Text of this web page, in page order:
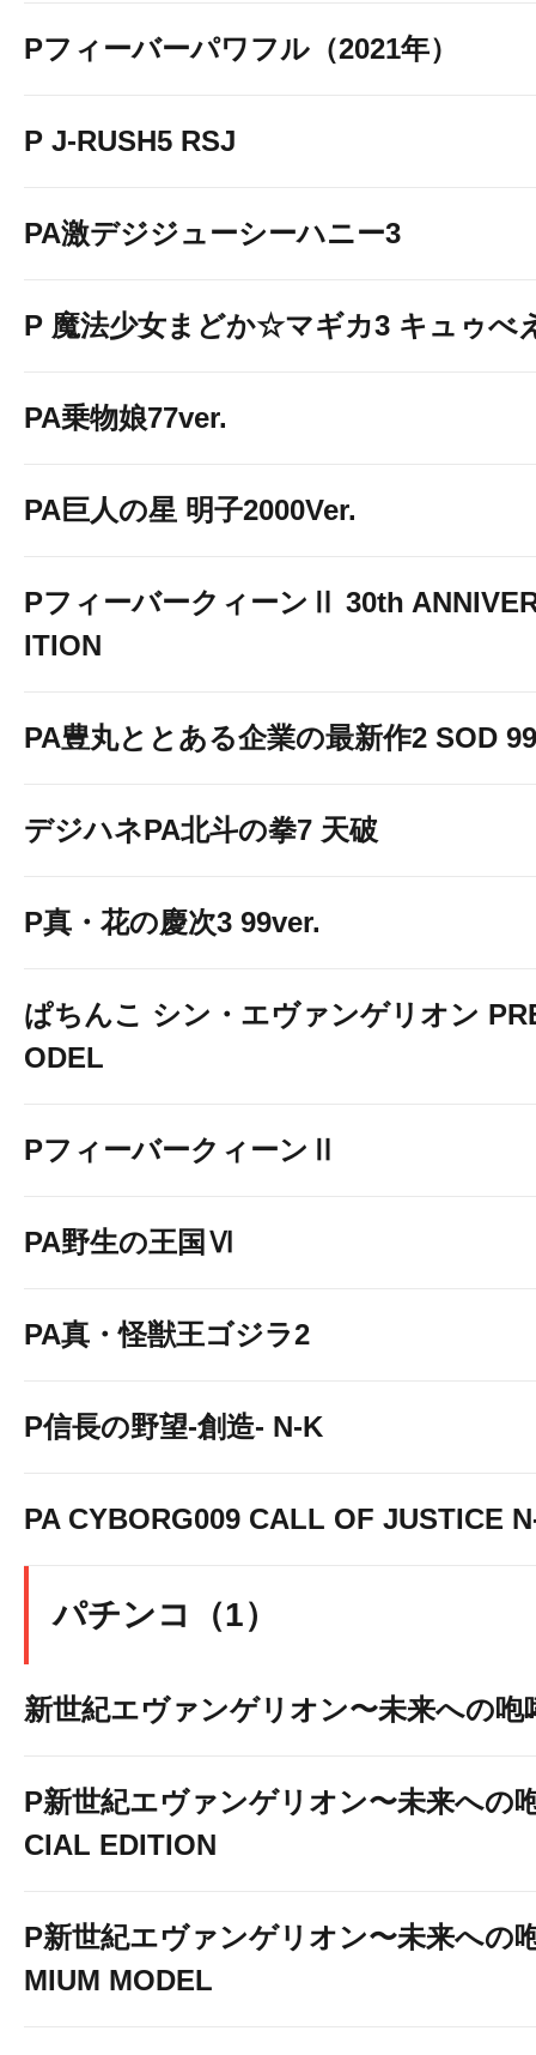
Pフィーバーパワフル（2021年）
P J-RUSH5 RSJ
PA激デジジューシーハニー3
P 魔法少女まどか☆マギカ3 キュゥべ
PA乗物娘77ver.
PA巨人の星 明子2000Ver.
PフィーバークィーンⅡ 30th
ITION
PA豊丸ととある企業の最新作2 SOD
デジハネPA北斗の拳7 天破
P真・花の慶次3 99ver.
ぱちんこ シン・エヴァンゲリオン
ODEL
PフィーバークィーンⅡ
PA野生の王国Ⅵ
PA真・怪獣王ゴジラ2
P信長の野望-創造- N-K
PA CYBORG009 CALL OF JUSTICE
パチンコ（1）
新世紀エヴァンゲリオン〜未来への咆
P新世紀エヴァンゲリオン〜未来への
CIAL EDITION
P新世紀エヴァンゲリオン〜未来への
MIUM MODEL